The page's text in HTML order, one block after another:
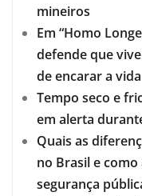
mineiros
Em “Homo
defende que
de encarar a vida
Tempo seco e
em alerta
Quais as
no Brasil e como
segurança